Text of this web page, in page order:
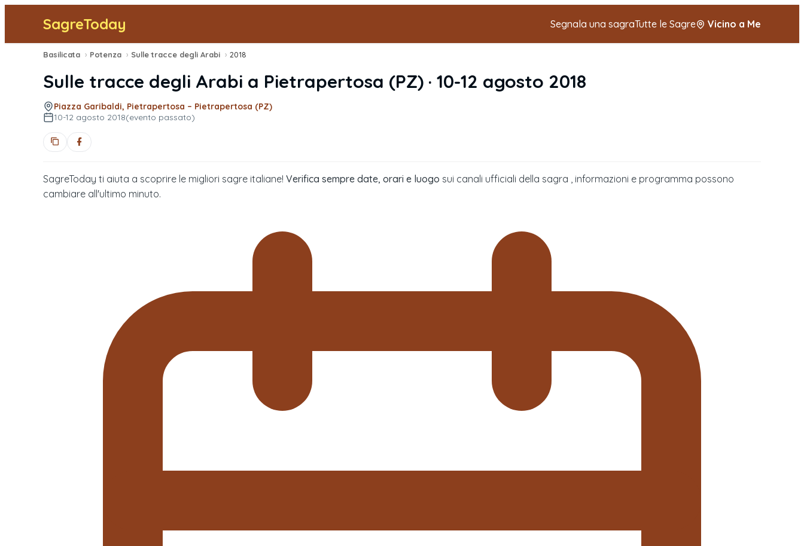
SagreToday Segnala una sagraTutte le Sagre Vicino a Me
Basilicata › Potenza › Sulle tracce degli Arabi › 2018
Sulle tracce degli Arabi a Pietrapertosa (PZ) · 10-12 agosto 2018
Piazza Garibaldi, Pietrapertosa – Pietrapertosa (PZ)
10-12 agosto 2018(evento passato)
SagreToday ti aiuta a scoprire le migliori sagre italiane! Verifica sempre date, orari e luogo sui canali ufficiali della sagra , informazioni e programma possono
cambiare all'ultimo minuto.